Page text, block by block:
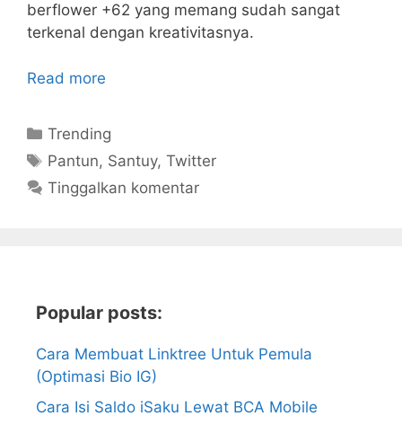
berflower +62 yang memang sudah sangat
terkenal dengan kreativitasnya.
Read more
Kategori
Trending
Tag
Pantun, Santuy,Twitter
Tinggalkan komentar
Popular posts:
Cara Membuat Linktree Untuk Pemula
(Optimasi Bio IG)
Cara Isi Saldo iSaku Lewat BCA Mobile